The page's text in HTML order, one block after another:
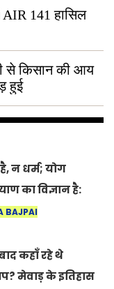
141 हासिल
से किसान की आय
हुई
न धर्म; योग
का विज्ञान है:
दिवस 2026 पर
BAJPAI
कहाँ रहे थे
मेवाड़ के इतिहास